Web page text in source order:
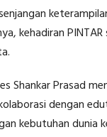
kehadiran
Shankar Prasad
dengan
kebutuhan dunia